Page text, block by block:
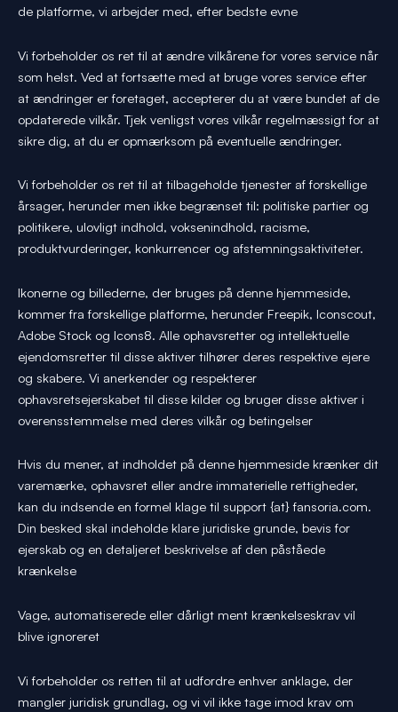
de platforme, vi arbejder med, efter bedste evne
Vi forbeholder os ret til at ændre vilkårene for vores service når
som helst. Ved at fortsætte med at bruge vores service efter
at ændringer er foretaget, accepterer du at være bundet af de
opdaterede vilkår. Tjek venligst vores vilkår regelmæssigt for at
sikre dig, at du er opmærksom på eventuelle ændringer.
Vi forbeholder os ret til at tilbageholde tjenester af forskellige
årsager, herunder men ikke begrænset til: politiske partier og
politikere, ulovligt indhold, voksenindhold, racisme,
produktvurderinger, konkurrencer og afstemningsaktiviteter.
Ikonerne og billederne, der bruges på denne hjemmeside,
kommer fra forskellige platforme, herunder Freepik, Iconscout,
Adobe Stock og Icons8. Alle ophavsretter og intellektuelle
ejendomsretter til disse aktiver tilhører deres respektive ejere
og skabere. Vi anerkender og respekterer
ophavsretsejerskabet til disse kilder og bruger disse aktiver i
overensstemmelse med deres vilkår og betingelser
Hvis du mener, at indholdet på denne hjemmeside krænker dit
varemærke, ophavsret eller andre immaterielle rettigheder,
kan du indsende en formel klage til support {at} fansoria.com.
Din besked skal indeholde klare juridiske grunde, bevis for
ejerskab og en detaljeret beskrivelse af den påståede
krænkelse
Vage, automatiserede eller dårligt ment krænkelseskrav vil
blive ignoreret
Vi forbeholder os retten til at udfordre enhver anklage, der
mangler juridisk grundlag, og vi vil ikke tage imod krav om